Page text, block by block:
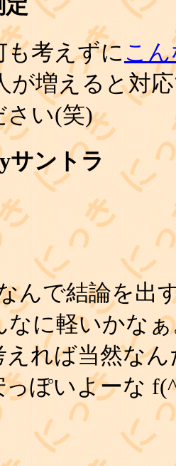
も考えずにこ
が増えると対
さい(笑)
ントラ
んで結論を
なに軽いかな
えれば当然な
ぽいよーな